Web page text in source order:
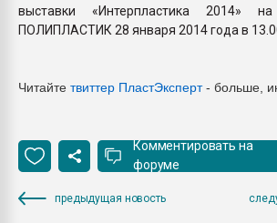
выставки «Интерпластика 2014»
ПОЛИПЛАСТИК 28 января 2014 года в
Читайте твиттер ПластЭксперт- больше,
Комментировать на
форуме
предыдущая новость